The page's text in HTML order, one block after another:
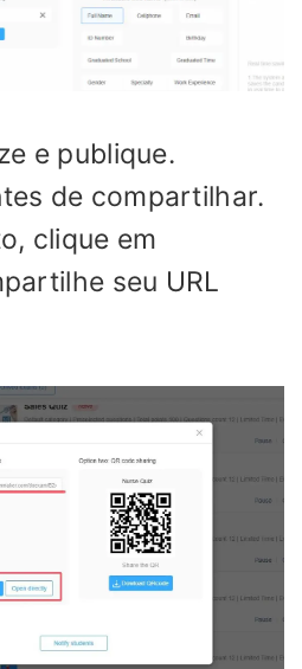
e publique.
de compartilhar.
clique em
seu URL